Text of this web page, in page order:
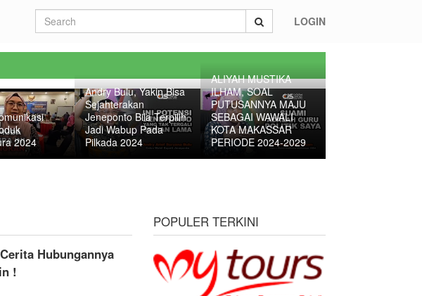
LOGIN
2024
Andry Bulu, Yakin Bisa
Sejahterakan
Jeneponto Bila Terpilih
Jadi Wabup Pada
Pilkada 2024
ALIYAH MUSTIKA
ILHAM, SOAL
PUTUSANNYA MAJU
SEBAGAI WAWALI
KOTA MAKASSAR
PERIODE 2024-2029
Hubungannya
!
POPULER TERKINI